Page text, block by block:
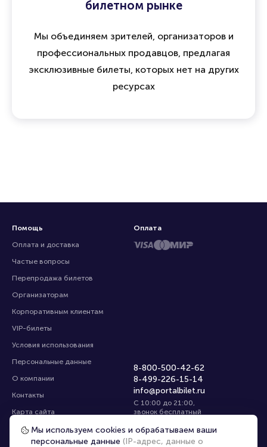
билетном рынке
Мы объединяем зрителей, организаторов и
профессиональных продавцов, предлагая
эксклюзивные билеты, которых нет на других
ресурсах
Помощь
Оплата и доставка
Частые вопросы
Перепродажа билетов
Организаторам
Корпоративным клиентам
VIP-билеты
Условия использования
Персональные данные
О компании
Контакты
Карта сайта
Управление cookies
8-800-500-42-62
8-499-226-15-14
info@portalbilet.ru
С 10:00 до 21:00,
звонок бесплатный
Все площадки
Оплата
Мы используем cookies и обрабатываем ваши
персональные данные (IP-адрес, данные о